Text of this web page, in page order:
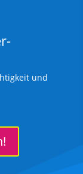
und